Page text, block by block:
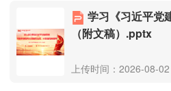
（附文稿）.pptx
上传时间：2026-08-02